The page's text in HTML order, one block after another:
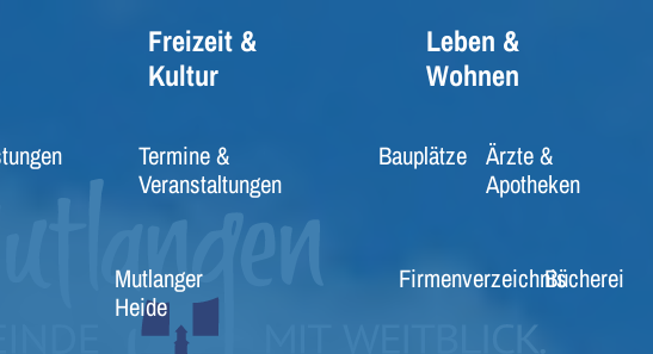
Freizeit &
Kultur
Termine &
Veranstaltungen
Mutlanger
Heide
Leben &
Wohnen
Bauplätze Ärzte &
Apotheken
FirmenverzeichnisBücherei